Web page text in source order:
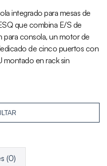
integrado para mesas de
que combina E/S de
para consola, un motor de
de cinco puertos con
montado en rack sin
(0)